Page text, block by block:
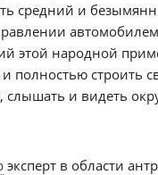
средний и
этой народной
полностью строить
слышать и видеть
эксперт в области